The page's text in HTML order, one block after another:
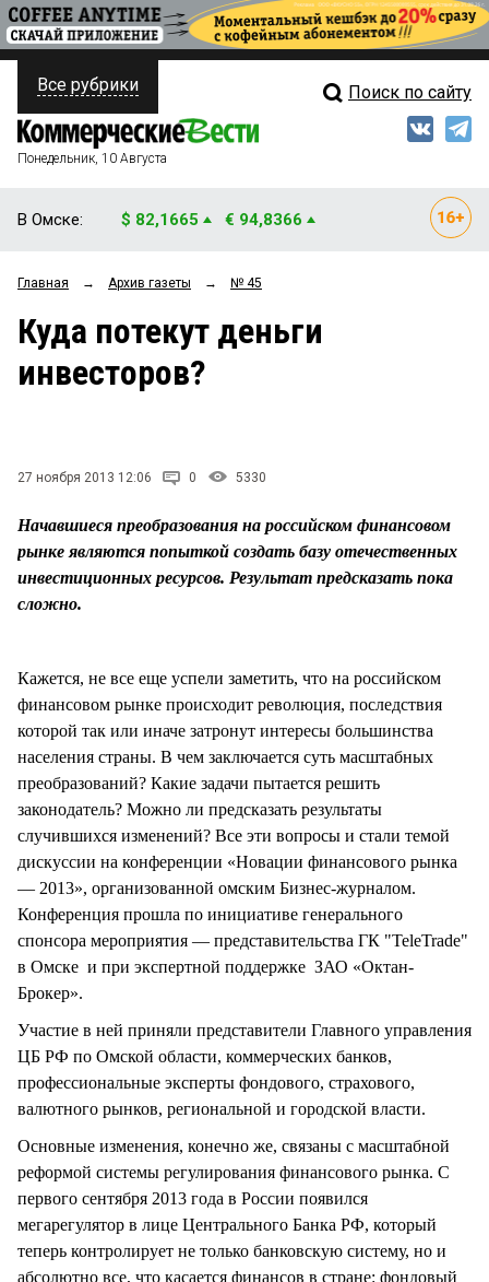
ПОЛИТИКА
ФИНАНСЫ
ОБЩЕСТВО
ЗАКОН
НОВОСТИ КОМПАНИЙ
СТИЛЬ ЖИЗНИ
Свежий выпуск
Рейтинги
Все рубрики Поиск по сайту
Понедельник, 10 Августа
В Омске: $ 82,1665 € 94,8366
Главная → Архив газеты → № 45
Куда потекут деньги
инвесторов?
27 ноября 2013 12:06 0 5330
Начавшиеся преобразования на российском финансовом
рынке являются попыткой создать базу отечественных
инвестиционных ресурсов. Результат предсказать пока
сложно.
Кажется, не все еще успели заметить, что на российском
финансовом рынке происходит революция, последствия
которой так или иначе затронут интересы большинства
населения страны. В чем заключается суть масштабных
преобразований? Какие задачи пытается решить
законодатель? Можно ли предсказать результаты
случившихся изменений? Все эти вопросы и стали темой
дискуссии на конференции «Новации финансового рынка
— 2013», организованной омским Бизнес-журналом.
Конференция прошла по инициативе генерального
спонсора мероприятия — представительства ГК "TeleTrade"
в Омске и при экспертной поддержке ЗАО «Октан-
Брокер».
Участие в ней приняли представители Главного управления
ЦБ РФ по Омской области, коммерческих банков,
профессиональные эксперты фондового, страхового,
валютного рынков, региональной и городской власти.
Основные изменения, конечно же, связаны с масштабной
реформой системы регулирования финансового рынка. С
первого сентября 2013 года в России появился
мегарегулятор в лице Центрального Банка РФ, который
теперь контролирует не только банковскую систему, но и
абсолютно все, что касается финансов в стране: фондовый